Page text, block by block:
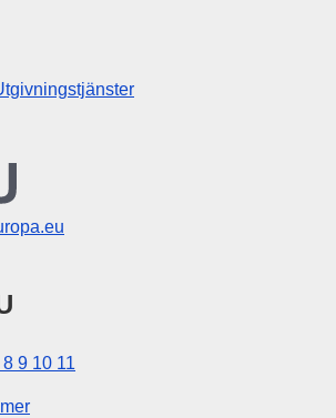
unionen
9 10 11